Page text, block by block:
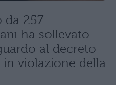
da 257
ha sollevato
al decreto
violazione della